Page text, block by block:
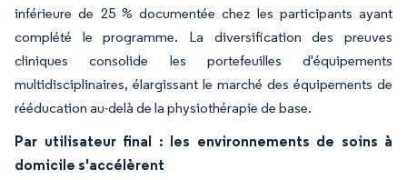
inférieure de 25 % documentée chez les participants ayant
complété le programme. La diversification des preuves
cliniques consolide les portefeuilles d'équipements
multidisciplinaires, élargissant le marché des équipements de
rééducation au-delà de la physiothérapie de base.
Par utilisateur final : les environnements de soins à
domicile s'accélèrent